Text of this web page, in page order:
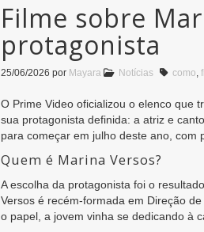
Filme sobre
protagonista
25/06/2026 por Mayara Notícias como,
O Prime Video oficializou o elenco que
sua protagonista definida: a atriz e
para começar em julho deste ano, com
Quem é Marina Versos?
A escolha da protagonista foi o
Versos é recém-formada em Direção
o papel, a jovem vinha se dedicando à